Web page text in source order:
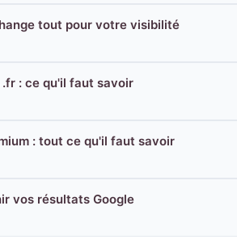
tout pour votre visibilité
: ce qu'il faut savoir
: tout ce qu'il faut savoir
vos résultats Google